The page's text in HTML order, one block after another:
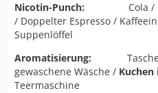
Nicotin-Punch: Cola /
/ Doppelter Espresso /
Suppenlöffel
Aromatisierung:
gewaschene Wäsche / Kuchen
Teermaschine